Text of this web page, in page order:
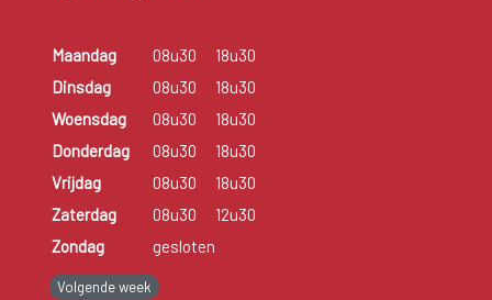
Maandag 08u30
18u30
Dinsdag
08u30
18u30
Woensdag
08u30
18u30
Donderdag
08u30
18u30
Vrijdag
08u30
18u30
Zaterdag
08u30
12u30
Zondag
gesloten
Volgende week